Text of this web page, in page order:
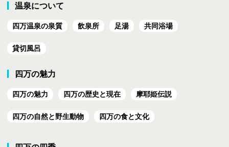
温泉について
四万温泉の泉質 飲泉所 足湯 共同浴場
貸切風呂
四万の魅力
四万の魅力 四万の歴史と現在 摩耶姫伝説
四万の自然と野生動物 四万の食と文化